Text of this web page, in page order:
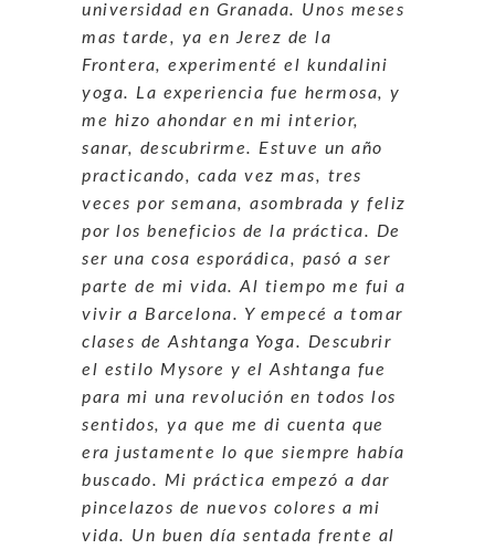
universidad en Granada. Unos meses
mas tarde, ya en Jerez de la
Frontera, experimenté el kundalini
yoga. La experiencia fue hermosa, y
me hizo ahondar en mi interior,
sanar, descubrirme. Estuve un año
practicando, cada vez mas, tres
veces por semana, asombrada y feliz
por los beneficios de la práctica. De
ser una cosa esporádica, pasó a ser
parte de mi vida. Al tiempo me fui a
vivir a Barcelona. Y empecé a tomar
clases de Ashtanga Yoga. Descubrir
el estilo Mysore y el Ashtanga fue
para mi una revolución en todos los
sentidos, ya que me di cuenta que
era justamente lo que siempre había
buscado. Mi práctica empezó a dar
pincelazos de nuevos colores a mi
vida. Un buen día sentada frente al